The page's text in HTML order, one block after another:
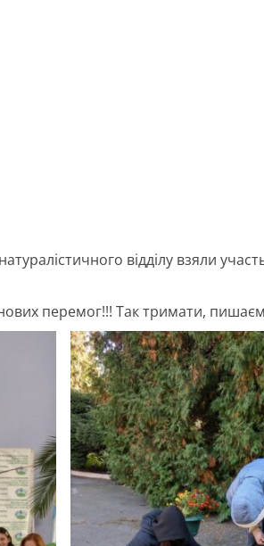
відділу взяли
перемог!!! Так тримати,